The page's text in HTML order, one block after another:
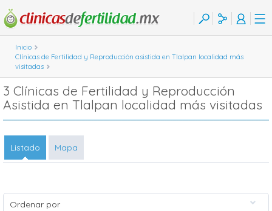
Inicio
Clínicas de Fertilidad y Reproducción asistida en Tlalpan localidad más
visitadas
3 Clínicas de Fertilidad y Reproducción
Asistida en Tlalpan localidad más visitadas
Listado Mapa
Ordenar por